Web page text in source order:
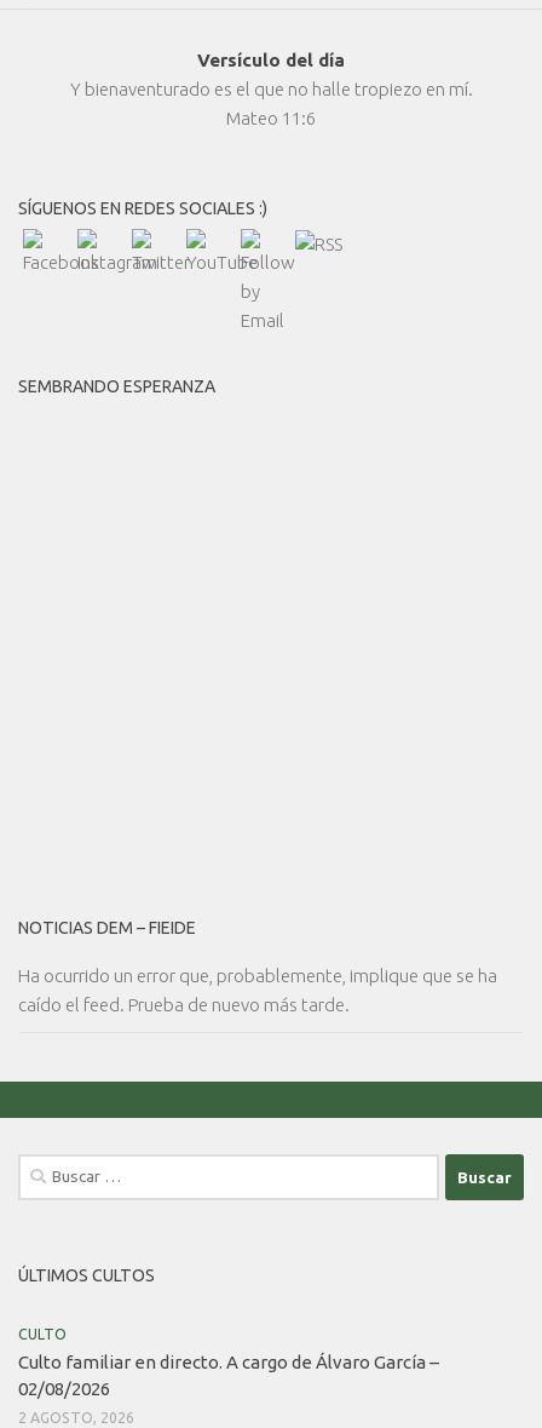
Versículo del día
Y bienaventurado es el que no halle tropiezo en mí.
Mateo 11:6
SÍGUENOS EN REDES SOCIALES :)
SEMBRANDO ESPERANZA
NOTICIAS DEM – FIEIDE
Ha ocurrido un error que, probablemente, implique que se ha
caído el feed. Prueba de nuevo más tarde.
Buscar:
ÚLTIMOS CULTOS
CULTO
Culto familiar en directo. A cargo de Álvaro García –
02/08/2026
2 AGOSTO, 2026